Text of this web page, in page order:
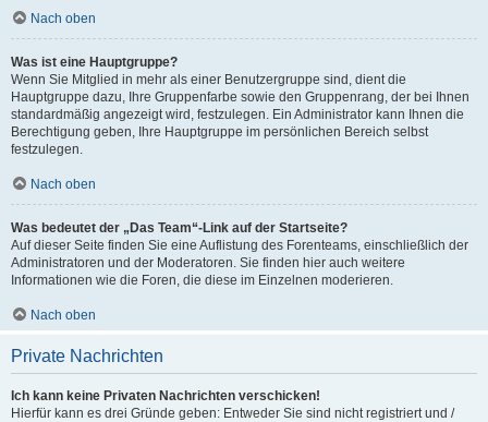
Nach oben
Was ist eine Hauptgruppe?
Wenn Sie Mitglied in mehr als einer Benutzergruppe sind, dient die
Hauptgruppe dazu, Ihre Gruppenfarbe sowie den Gruppenrang, der bei Ihnen
standardmäßig angezeigt wird, festzulegen. Ein Administrator kann Ihnen die
Berechtigung geben, Ihre Hauptgruppe im persönlichen Bereich selbst
festzulegen.
Nach oben
Was bedeutet der „Das Team“-Link auf der Startseite?
Auf dieser Seite finden Sie eine Auflistung des Forenteams, einschließlich der
Administratoren und der Moderatoren. Sie finden hier auch weitere
Informationen wie die Foren, die diese im Einzelnen moderieren.
Nach oben
Private Nachrichten
Ich kann keine Privaten Nachrichten verschicken!
Hierfür kann es drei Gründe geben: Entweder Sie sind nicht registriert und /